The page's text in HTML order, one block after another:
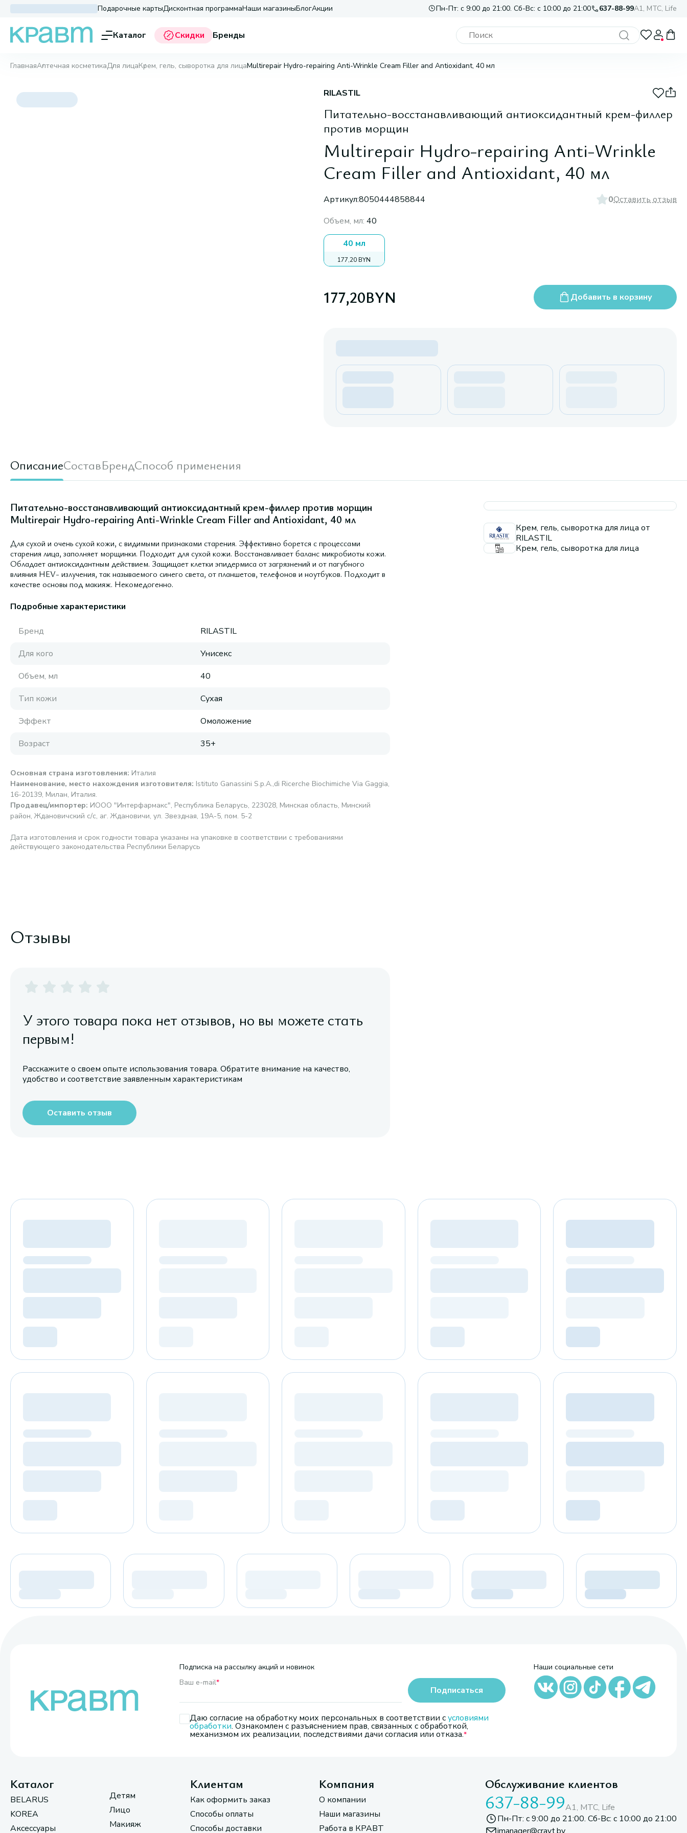
Подарочные картыДисконтная программаНаши магазиныБлогАкции Пн-Пт: с 9:00 до 21:00. Сб-Вс: с 10:00 до 21:00 637-88-99A1, МТС, Life
Каталог Скидки Бренды
ГлавнаяАптечная косметикаДля лицаКрем, гель, сыворотка для лицаMultirepair Hydro-repairing Anti-Wrinkle Cream Filler and Antioxidant, 40 мл
RILASTIL
Питательно-восстанавливающий антиоксидантный крем-филлер
против морщин
Multirepair Hydro-repairing Anti-Wrinkle
Cream Filler and Antioxidant, 40 мл
Артикул:8050444858844 0Оставить отзыв
Объем, мл: 40
40 мл
177,20 BYN
177,20BYN Добавить в корзину
ОписаниеСоставБрендСпособ применения
Питательно-восстанавливающий антиоксидантный крем-филлер против морщин
Multirepair Hydro-repairing Anti-Wrinkle Cream Filler and Antioxidant, 40 мл
Для сухой и очень сухой кожи, с видимыми признаками старения. Эффективно борется с процессами
старения лица, заполняет морщинки. Подходит для сухой кожи. Восстанавливает баланс микробиоты кожи.
Обладает антиоксидантным действием. Защищает клетки эпидермиса от загрязнений и от пагубного
влияния HEV- излучения, так называемого синего света, от планшетов, телефонов и ноутбуков. Подходит в
качестве основы под макияж. Некомедогенно.
Подробные характеристики
Бренд
RILASTIL
Для кого
Унисекс
Объем, мл
40
Тип кожи
Сухая
Эффект
Омоложение
Возраст
35+
Основная страна изготовления: Италия
Наименование, место нахождения изготовителя: Istituto Ganassini S.p.A.,di Ricerche Biochimiche Via Gaggia,
16-20139, Милан, Италия.
Продавец/импортер: ИООО "Интерфармакс", Республика Беларусь, 223028, Минская область, Минский
район, Ждановичский с/с, аг. Ждановичи, ул. Звездная, 19А-5, пом. 5-2
Дата изготовления и срок годности товара указаны на упаковке в соответствии с требованиями
действующего законодательства Республики Беларусь
Крем, гель, сыворотка для лица от
RILASTIL
Крем, гель, сыворотка для лица
Отзывы
У этого товара пока нет отзывов, но вы можете стать
первым!
Расскажите о своем опыте использования товара. Обратите внимание на качество,
удобство и соответствие заявленным характеристикам
Оставить отзыв
Подписка на рассылку акций и новинок
Ваш e-mail*
Даю согласие на обработку моих персональных в соответствии сусловиями
обработки. Ознакомлен с разъяснением прав, связанных с обработкой,
механизмом их реализации, последствиями дачи согласия или отказа.
Подписаться
Наши социальные сети
Каталог
BELARUS
KOREA
Аксессуары
Детям
Лицо
Макияж
Клиентам
Как оформить заказ
Способы оплаты
Способы доставки
Компания
О компании
Наши магазины
Работа в КРАВТ
Обслуживание клиентов
637-88-99A1, МТС, Life
Пн-Пт: с 9:00 до 21:00. Сб-Вс: с 10:00 до 21:00
imanager@cravt.by